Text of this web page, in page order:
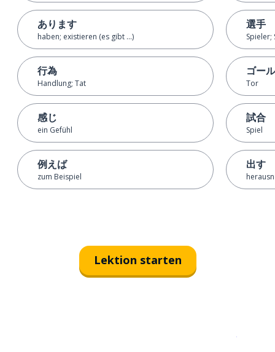
あります
haben; existieren (es gibt ...)
行為
Handlung; Tat
感じ
ein Gefühl
例えば
zum Beispiel
選手
Spieler;
ゴール
Tor
試合
Spiel
出す
Lektion starten